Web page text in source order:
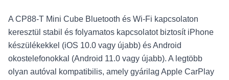
A CP88-T Mini Cube Bluetooth és Wi‑Fi kapcsolaton
keresztül stabil és folyamatos kapcsolatot biztosít iPhone
készülékekkel (iOS 10.0 vagy újabb) és Android
okostelefonokkal (Android 11.0 vagy újabb). A legtöbb
olyan autóval kompatibilis, amely gyárilag Apple CarPlay